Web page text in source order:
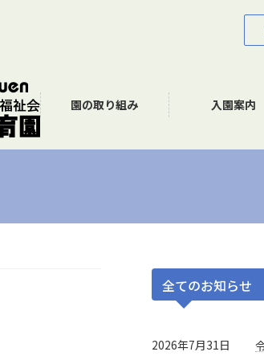
園の取り組み 入園案内
全てのお知らせ
2026年7月31日